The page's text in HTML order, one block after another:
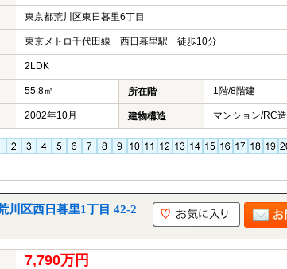
東京都荒川区東日暮里6丁目
東京メトロ千代田線 西日暮里駅 徒歩10分
2LDK
55.8㎡ 所在階 1階/8階建
2002年10月 建物構造 マンション/RC造
川区西日暮里1丁目 42-2
7,790万円